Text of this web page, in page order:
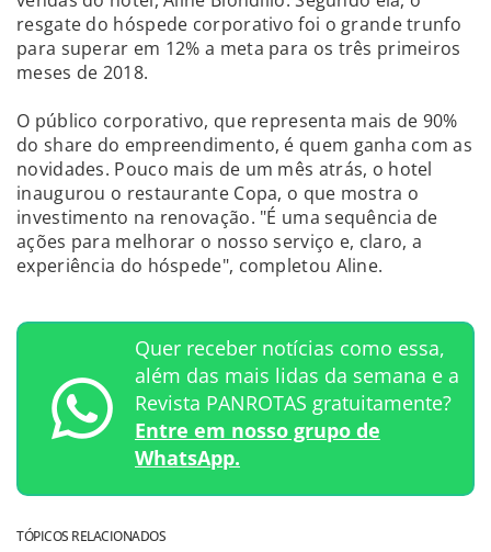
resgate do hóspede corporativo foi o grande trunfo
para superar em 12% a meta para os três primeiros
meses de 2018.
O público corporativo, que representa mais de 90%
do share do empreendimento, é quem ganha com as
novidades. Pouco mais de um mês atrás, o hotel
inaugurou o restaurante Copa, o que mostra o
investimento na renovação. "É uma sequência de
ações para melhorar o nosso serviço e, claro, a
experiência do hóspede", completou Aline.
Quer receber notícias como essa,
além das mais lidas da semana e a
Revista PANROTAS gratuitamente?
Entre em nosso grupo de
WhatsApp.
TÓPICOS RELACIONADOS